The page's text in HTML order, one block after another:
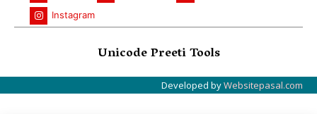
Instagram
Unicode Preeti Tools
Developed byWebsitepasal.com